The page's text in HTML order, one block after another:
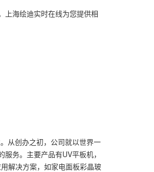
上海绘迪实时在线为您提供相
从创办之初，公司就以世界一
务。主要产品有UV平板机，
解决方案，如家电面板彩晶玻